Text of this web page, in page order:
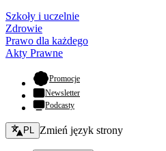
Szkoły i uczelnie
Zdrowie
Prawo dla każdego
Akty Prawne
Promocje- otwiera się w nowej karcie
Newsletter
Podcasty
Zmień język - bieżący:
PL Zmień język strony